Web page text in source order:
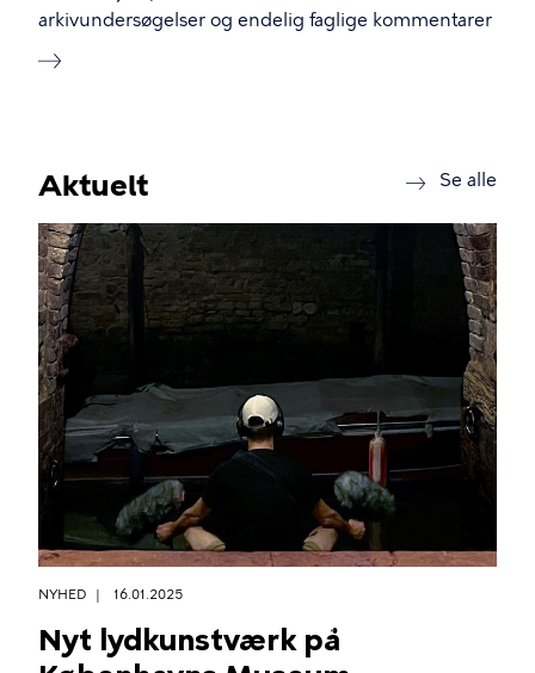
arkivundersøgelser og endelig faglige kommentarer
Se alle
Aktuelt
NYHED 16.01.2025
Nyt lydkunstværk på